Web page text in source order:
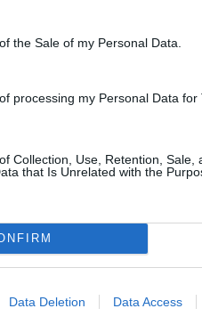
the Sale of my Personal Data.
processing my Personal Data for
Collection, Use, Retention, Sale,
that Is Unrelated with the
Data Deletion Data Access